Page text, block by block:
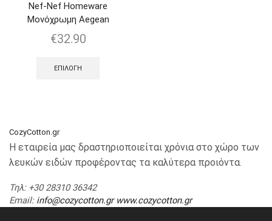
Nef-Nef Homeware
Μονόχρωμη Aegean
€32.90
ΕΠΙΛΟΓΉ
CozyCotton.gr
Η εταιρεία μας δραστηριοποιείται χρόνια στο χώρο των
λευκών ειδών προφέροντας τα καλύτερα προιόντα.
Τηλ: +30 28310 36342
Email: info@cozycotton.gr www.cozycotton.gr